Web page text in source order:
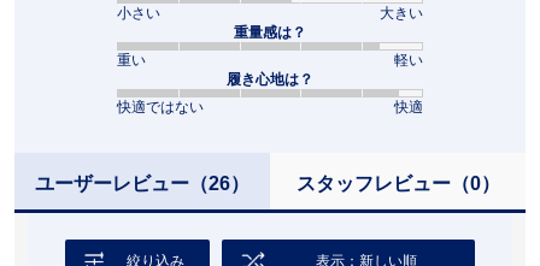
小さい
大きい
重量感は？
重い
軽い
履き心地は？
快適ではない
快適
ユーザーレビュー（26） スタッフレビュー（0）
絞り込み 表示：新しい順